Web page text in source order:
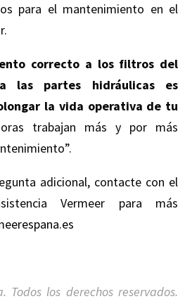
para el mantenimiento en el
correcto a los filtros del
partes hidráulicas es
la vida operativa de tu
trabajan más y por más
adicional, contacte con el
Vermeer para más
Todos los derechos reservados.